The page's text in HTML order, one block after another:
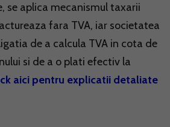
se aplica mecanismul taxarii
fara TVA, iar societatea
de a calcula TVA in cota de
si de a o plati efectiv la
aici pentru explicatii detaliate